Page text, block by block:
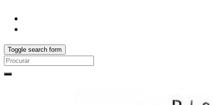
Toggle search form
Search